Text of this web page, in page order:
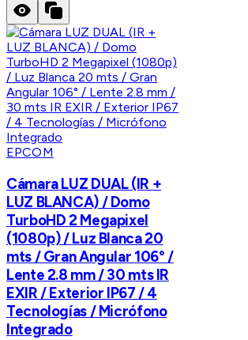
EPCOM
Cámara LUZ DUAL (IR +
LUZ BLANCA) / Domo
TurboHD 2 Megapixel
(1080p) / Luz Blanca 20
mts / Gran Angular 106° /
Lente 2.8 mm / 30 mts IR
EXIR / Exterior IP67 / 4
Tecnologías / Micrófono
Integrado